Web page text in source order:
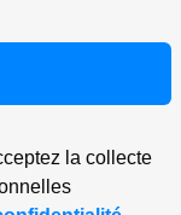
la collecte